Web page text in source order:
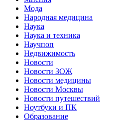
Мода
Народная медицина
Наука
Наука и техника
Научпоп
Недвижимость
Новости
Новости ЗОЖ
Новости медицины
Новости Москвы
Новости путешествий
Ноутбуки и ПК
Образование